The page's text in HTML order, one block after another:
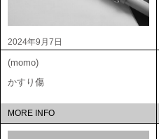
2024年9月7日
(momo)
かすり傷
MORE INFO